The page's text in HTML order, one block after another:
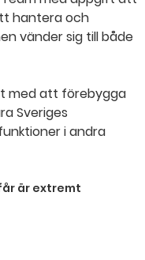
hantera och
vänder sig till både
med att förebygga
Sveriges
i andra
är extremt